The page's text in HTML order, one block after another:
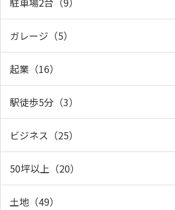
ガレージ（5）
起業（16）
駅徒歩5分（3）
ビジネス（25）
50坪以上（20）
土地（49）